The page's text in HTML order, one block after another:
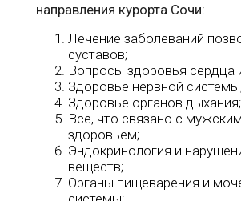
направления курорта Сочи:
Лечение заболеваний
суставов;
Вопросы здоровья сердца
Здоровье нервной
Здоровье органов дыхания;
Все, что связано с
здоровьем;
Эндокринология и
веществ;
Органы пищеварения и